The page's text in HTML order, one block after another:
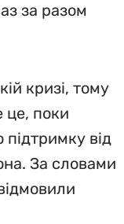
за разом
кризі, тому
це, поки
від
За словами